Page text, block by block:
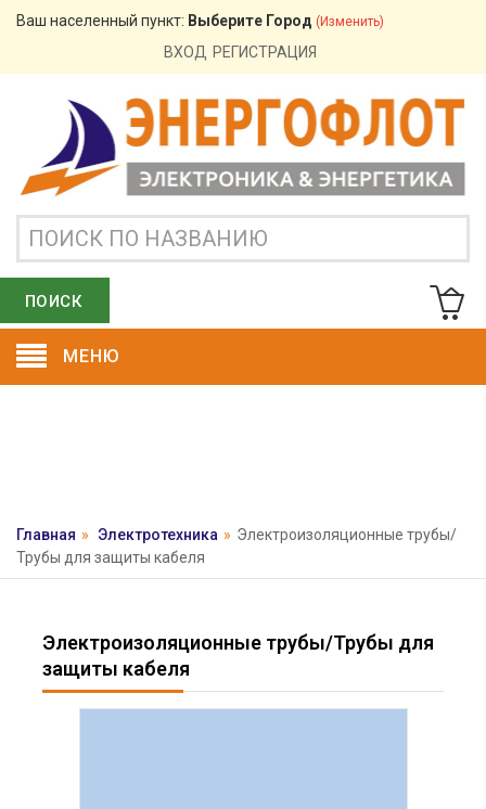
Ваш населенный пункт: Выберите Город (изменить)
ВХОД РЕГИСТРАЦИЯ
ПОИСК
МЕНЮ
Главная » Электротехника » Электроизоляционные трубы/
Трубы для защиты кабеля
Электроизоляционные трубы/Трубы для
защиты кабеля